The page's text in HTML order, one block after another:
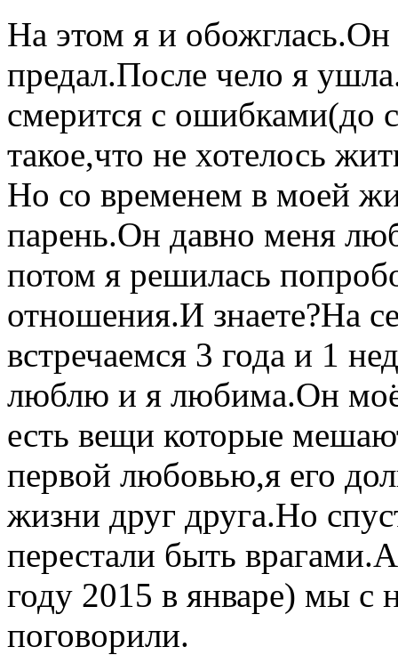
На этом я и
предал.После чело я
смерится с ошибками(до
такое,что не хотелось
Но со временем в моей
парень.Он давно меня
потом я решилась
отношения.И знаете?На
встречаемся 3 года и 1
люблю и я любима.Он
есть вещи которые
первой любовью,я его
жизни друг друга.Но
перестали быть
году 2015 в январе) мы с
поговорили.